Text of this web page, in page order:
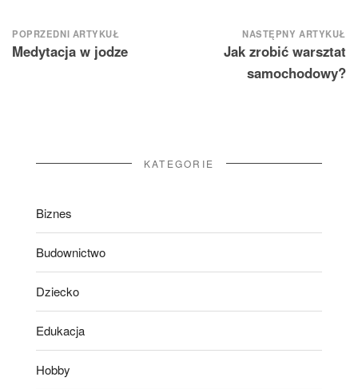
Nawigacja
wpisu
POPRZEDNI ARTYKUŁ
Medytacja w jodze
NASTĘPNY ARTYKUŁ
Jak zrobić warsztat
samochodowy?
KATEGORIE
Biznes
Budownictwo
Dziecko
Edukacja
Hobby